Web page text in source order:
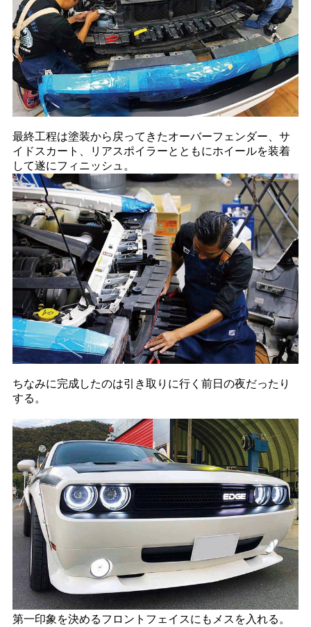
最終工程は塗装から戻ってきたオーバーフェンダー、サ
イドスカート、リアスポイラーとともにホイールを装着
して遂にフィニッシュ。
ちなみに完成したのは引き取りに行く前日の夜だったり
する。
第一印象を決めるフロントフェイスにもメスを入れる。